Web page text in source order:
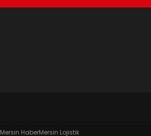
Mersin HaberMersin Lojistik